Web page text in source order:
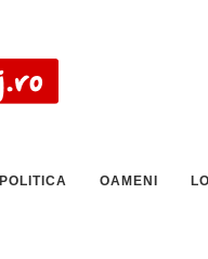
POLITICA OAMENI